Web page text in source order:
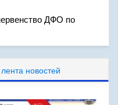
ДФО по
новостей